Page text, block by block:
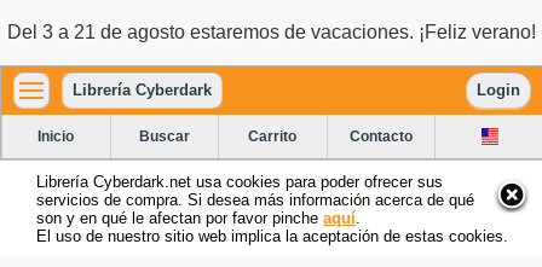
Del 3 a 21 de agosto estaremos de vacaciones. ¡Feliz verano!
Librería Cyberdark Login
Inicio Buscar Carrito Contacto
Librería Cyberdark.net usa cookies para poder ofrecer sus
servicios de compra. Si desea más información acerca de qué
son y en qué le afectan por favor pinche aquí
El uso de nuestro sitio web implica la aceptación de estas cookies.